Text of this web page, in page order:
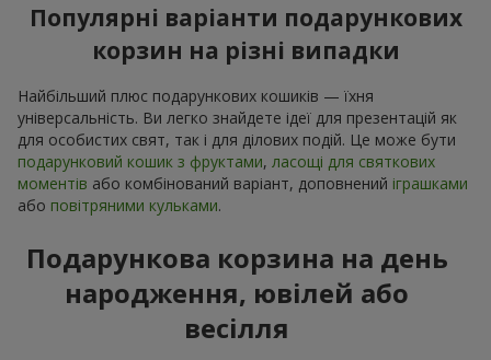
Популярні варіанти подарункових
корзин на різні випадки
Найбільший плюс подарункових кошиків — їхня
універсальність. Ви легко знайдете ідеї для презентацій як
для особистих свят, так і для ділових подій. Це може бути
подарунковий кошик з фруктами, ласощі для святкових
моментів або комбінований варіант, доповнений іграшками
або повітряними кульками.
Подарункова корзина на день
народження, ювілей або
весілля